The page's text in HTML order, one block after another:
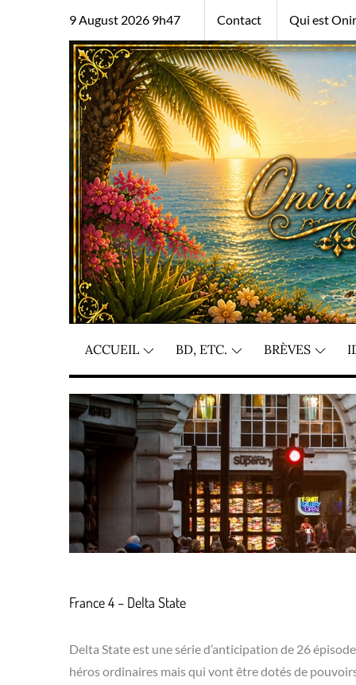
9 August 2026 9h47 Contact Qui est
ACCUEIL BD, ETC. BRÈVES
France 4 – Delta State
Delta State est une série d’anticipation de 26
héros ordinaires mais qui vont être dotés de